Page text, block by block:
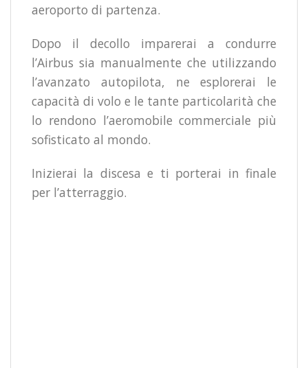
aeroporto di partenza.
Dopo il decollo imparerai a condurre
l’Airbus sia manualmente che utilizzando
l’avanzato autopilota, ne esplorerai le
capacità di volo e le tante particolarità che
lo rendono l’aeromobile commerciale più
sofisticato al mondo.
Inizierai la discesa e ti porterai in finale
per l’atterraggio.